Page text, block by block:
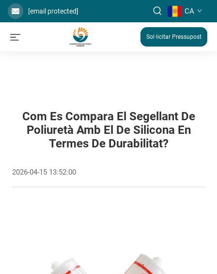
[email protected] CA
Sol·licitar Pressupost
Com Es Compara El Segellant De
Poliuretà Amb El De Silicona En
Termes De Durabilitat?
2026-04-15 13:52:00